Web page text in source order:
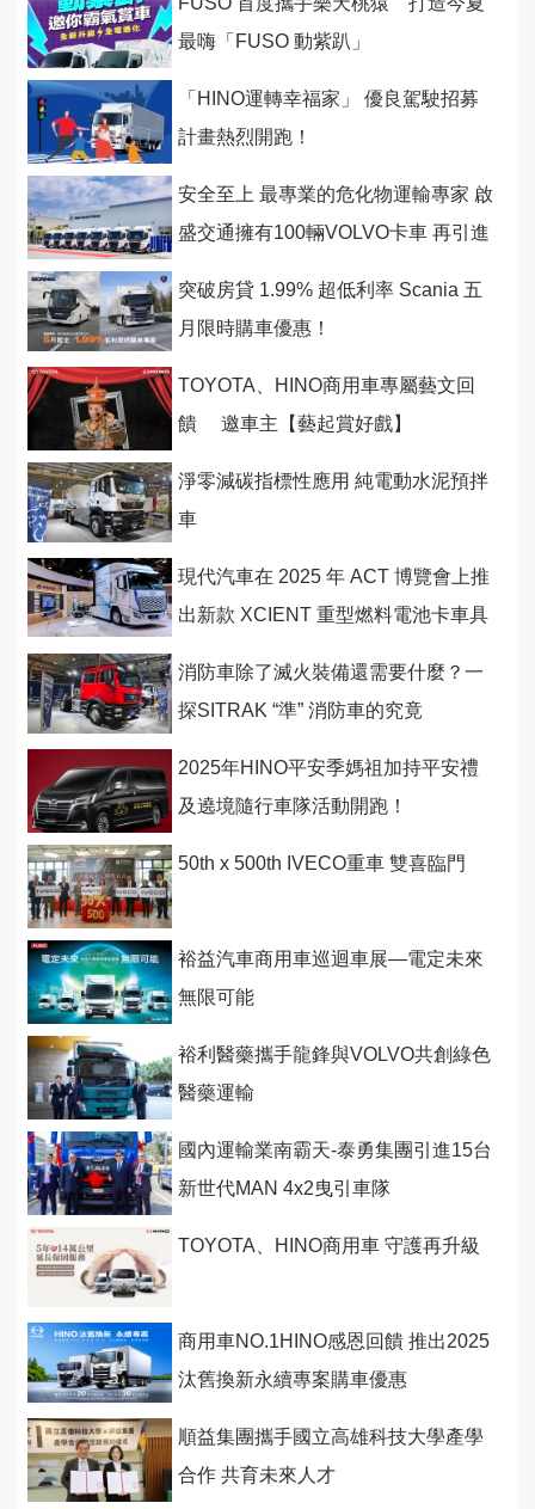
最嗨「FUSO 動紫趴」
「HINO運轉幸福家」 優良駕駛招募
計畫熱烈開跑！
安全至上 最專業的危化物運輸專家 啟
盛交通擁有100輛VOLVO卡車 再引進
突破房貸 1.99% 超低利率 Scania 五
月限時購車優惠！
TOYOTA、HINO商用車專屬藝文回
饋 邀車主【藝起賞好戲】
淨零減碳指標性應用 純電動水泥預拌
車
現代汽車在 2025 年 ACT 博覽會上推
出新款 XCIENT 重型燃料電池卡車具
消防車除了滅火裝備還需要什麼？一
探SITRAK “準” 消防車的究竟
2025年HINO平安季媽祖加持平安禮
及遶境隨行車隊活動開跑！
50th x 500th IVECO重車 雙喜臨門
裕益汽車商用車巡迴車展—電定未來
無限可能
裕利醫藥攜手龍鋒與VOLVO共創綠色
醫藥運輸
國內運輸業南霸天-泰勇集團引進15台
新世代MAN 4x2曳引車隊
TOYOTA、HINO商用車 守護再升級
商用車NO.1HINO感恩回饋 推出2025
汰舊換新永續專案購車優惠
順益集團攜手國立高雄科技大學產學
合作 共育未來人才